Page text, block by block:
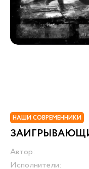
НАШИ СОВРЕМЕННИКИ
Автор:
Исполнители: